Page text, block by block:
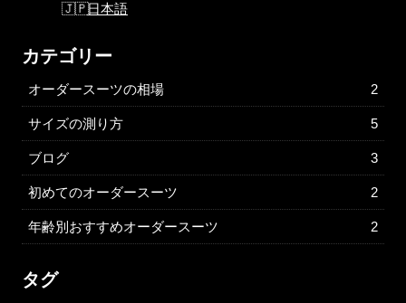
日本語
カテゴリー
オーダースーツの相場 2
サイズの測り方 5
ブログ 3
初めてのオーダースーツ 2
年齢別おすすめオーダースーツ 2
タグ